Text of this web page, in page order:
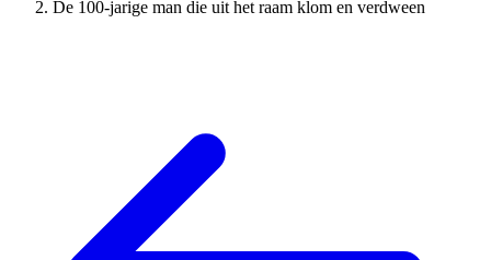
De 100-jarige man die uit het raam klom en verdween